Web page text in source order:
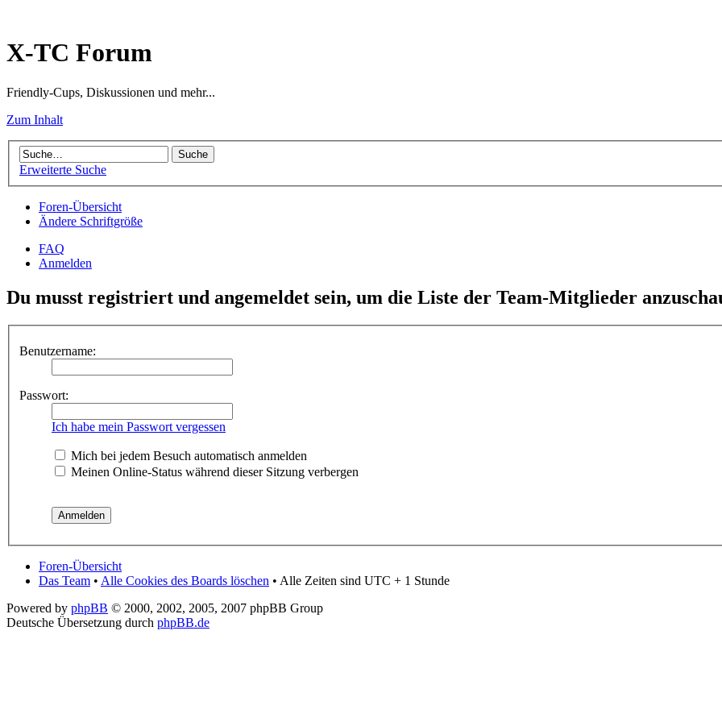
X-TC Forum
Friendly-Cups, Diskussionen und mehr...
Zum Inhalt
Erweiterte Suche
Foren-Übersicht
Ändere Schriftgröße
FAQ
Anmelden
Du musst registriert und angemeldet sein, um die Liste der Team-Mitglieder
Benutzername:
Passwort:
Ich habe mein Passwort vergessen
Mich bei jedem Besuch automatisch anmelden
Meinen Online-Status während dieser Sitzung verbergen
Foren-Übersicht
Das Team • Alle Cookies des Boards löschen • Alle Zeiten sind UTC + 1 Stunde
Powered by phpBB © 2000, 2002, 2005, 2007 phpBB Group
Deutsche Übersetzung durch phpBB.de